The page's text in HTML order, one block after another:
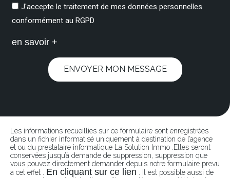
J'accepte le traitement de mes données personnelles
conformément au RGPD
en savoir +
ENVOYER MON MESSAGE
Les informations recueillies sur ce formulaire sont enregistrées
dans un fichier informatisé uniquement à destination de l’agence
et ou du prestataire informatique La Solution Immo .Elles seront
conservées jusqu’à demande de suppression, suppression que
vous pouvez directement demander depuis notre formulaire prevu
a cet effet . En cliquant sur ce lien . Il est possible aussi de